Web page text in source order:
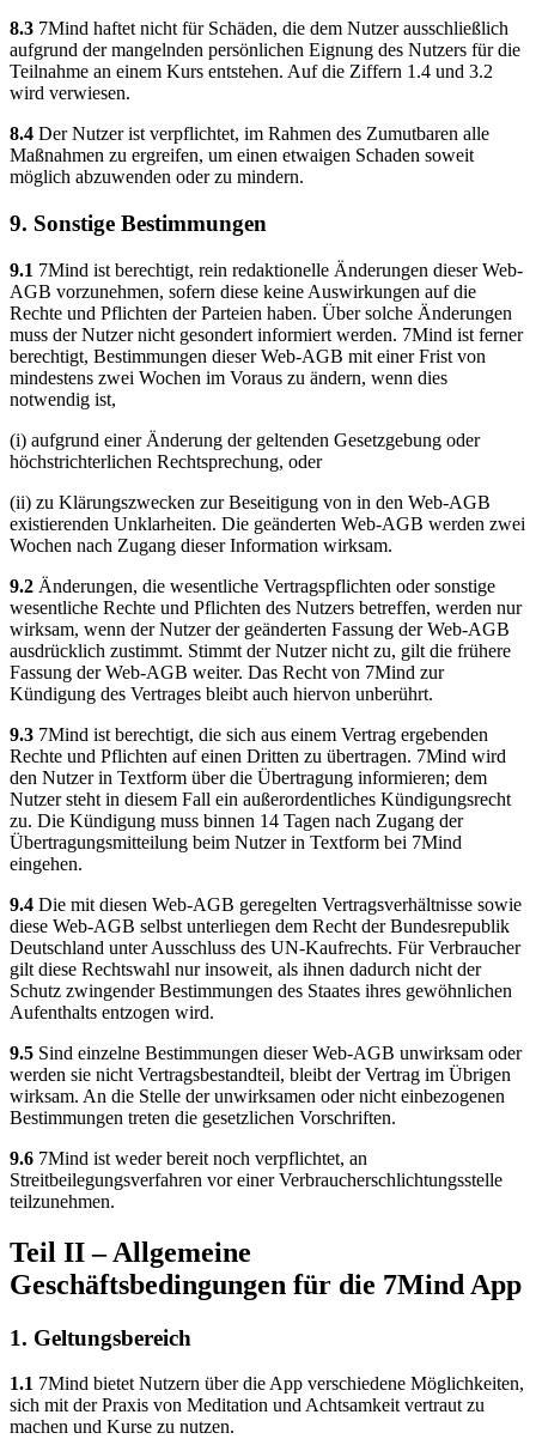
8.3 7Mind haftet nicht für Schäden, die dem Nutzer ausschließlich
aufgrund der mangelnden persönlichen Eignung des Nutzers für die
Teilnahme an einem Kurs entstehen. Auf die Ziffern 1.4 und 3.2
wird verwiesen.
8.4 Der Nutzer ist verpflichtet, im Rahmen des Zumutbaren alle
Maßnahmen zu ergreifen, um einen etwaigen Schaden soweit
möglich abzuwenden oder zu mindern.
9. Sonstige Bestimmungen
9.1 7Mind ist berechtigt, rein redaktionelle Änderungen dieser Web-
AGB vorzunehmen, sofern diese keine Auswirkungen auf die
Rechte und Pflichten der Parteien haben. Über solche Änderungen
muss der Nutzer nicht gesondert informiert werden. 7Mind ist ferner
berechtigt, Bestimmungen dieser Web-AGB mit einer Frist von
mindestens zwei Wochen im Voraus zu ändern, wenn dies
notwendig ist,
(i) aufgrund einer Änderung der geltenden Gesetzgebung oder
höchstrichterlichen Rechtsprechung, oder
(ii) zu Klärungszwecken zur Beseitigung von in den Web-AGB
existierenden Unklarheiten. Die geänderten Web-AGB werden zwei
Wochen nach Zugang dieser Information wirksam.
9.2 Änderungen, die wesentliche Vertragspflichten oder sonstige
wesentliche Rechte und Pflichten des Nutzers betreffen, werden nur
wirksam, wenn der Nutzer der geänderten Fassung der Web-AGB
ausdrücklich zustimmt. Stimmt der Nutzer nicht zu, gilt die frühere
Fassung der Web-AGB weiter. Das Recht von 7Mind zur
Kündigung des Vertrages bleibt auch hiervon unberührt.
9.3 7Mind ist berechtigt, die sich aus einem Vertrag ergebenden
Rechte und Pflichten auf einen Dritten zu übertragen. 7Mind wird
den Nutzer in Textform über die Übertragung informieren; dem
Nutzer steht in diesem Fall ein außerordentliches Kündigungsrecht
zu. Die Kündigung muss binnen 14 Tagen nach Zugang der
Übertragungsmitteilung beim Nutzer in Textform bei 7Mind
eingehen.
9.4 Die mit diesen Web-AGB geregelten Vertragsverhältnisse sowie
diese Web-AGB selbst unterliegen dem Recht der Bundesrepublik
Deutschland unter Ausschluss des UN-Kaufrechts. Für Verbraucher
gilt diese Rechtswahl nur insoweit, als ihnen dadurch nicht der
Schutz zwingender Bestimmungen des Staates ihres gewöhnlichen
Aufenthalts entzogen wird.
9.5 Sind einzelne Bestimmungen dieser Web-AGB unwirksam oder
werden sie nicht Vertragsbestandteil, bleibt der Vertrag im Übrigen
wirksam. An die Stelle der unwirksamen oder nicht einbezogenen
Bestimmungen treten die gesetzlichen Vorschriften.
9.6 7Mind ist weder bereit noch verpflichtet, an
Streitbeilegungsverfahren vor einer Verbraucherschlichtungsstelle
teilzunehmen.
Teil II – Allgemeine
Geschäftsbedingungen für die 7Mind App
1. Geltungsbereich
1.1 7Mind bietet Nutzern über die App verschiedene Möglichkeiten,
sich mit der Praxis von Meditation und Achtsamkeit vertraut zu
machen und Kurse zu nutzen.